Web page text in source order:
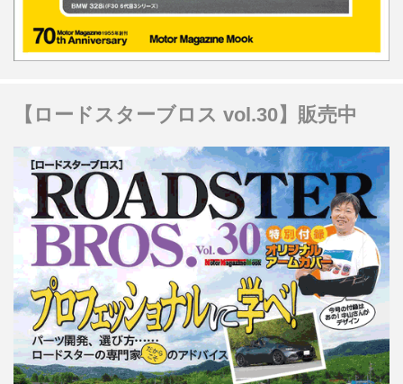
【ロードスターブロス vol.30】販売中